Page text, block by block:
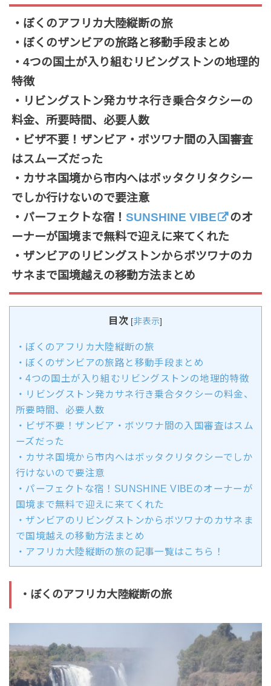
・ぼくのアフリカ大陸縦断の旅
・ぼくのザンビアの旅路と移動手段まとめ
・4つの国土が入り組むリビングストンの地理的
特徴
・リビングストン発カサネ行き乗合タクシーの
料金、所要時間、必要人数
・ビザ不要！ザンビア・ボツワナ間の入国審査
はスムーズだった
・カサネ国境から市内へはボッタクリタクシー
でしか行けないので要注意
・パーフェクトな宿！ SUNSHINE VIBE
のオ
ーナーが国境まで無料で迎えに来てくれた
・ザンビアのリビングストンからボツワナのカ
サネまで国境越えの移動方法まとめ
目次 [非表示]
・ぼくのアフリカ大陸縦断の旅
・ぼくのザンビアの旅路と移動手段まとめ
・4つの国土が入り組むリビングストンの地理的特徴
・リビングストン発カサネ行き乗合タクシーの料金、
所要時間、必要人数
・ビザ不要！ザンビア・ボツワナ間の入国審査はスム
ーズだった
・カサネ国境から市内へはボッタクリタクシーでしか
行けないので要注意
・パーフェクトな宿！SUNSHINE VIBEのオーナーが
国境まで無料で迎えに来てくれた
・ザンビアのリビングストンからボツワナのカサネま
で国境越えの移動方法まとめ
・アフリカ大陸縦断の旅の記事一覧はこちら！
・ぼくのアフリカ大陸縦断の旅